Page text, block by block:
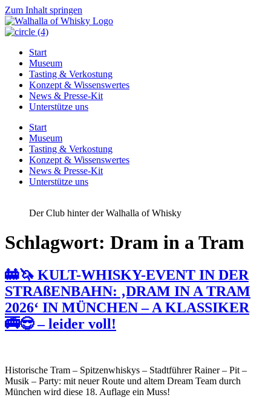
Zum Inhalt springen
Start
Museum
Tasting & Verkostung
Konzept & Wissenswertes
News & Presse-Kit
Unterstütze uns
Start
Museum
Tasting & Verkostung
Konzept & Wissenswertes
News & Presse-Kit
Unterstütze uns
Der Club hinter der Walhalla of Whisky
Schlagwort: Dram in a Tram
🚋🦄 KULT-WHISKY-EVENT IN DER
STRAßENBAHN: ‚DRAM IN A TRAM
2026‘ IN MÜNCHEN – A KLASSIKER
🚎😎 – leider voll!
Historische Tram – Spitzenwhiskys – Stadtführer Rainer – Pit –
Musik – Party: mit neuer Route und altem Dream Team durch
München wird diese 18. Auflage ein Muss!